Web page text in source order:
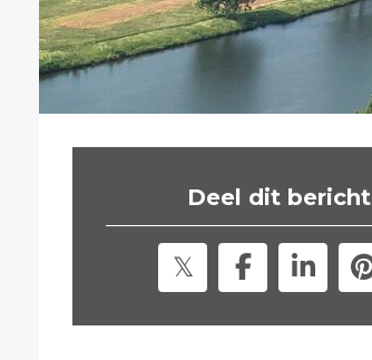
Deel dit bericht